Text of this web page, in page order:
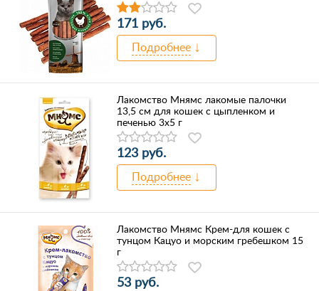
171 руб.
Подробнее
Лакомство Мнямс лакомые палочки
13,5 см для кошек с цыпленком и
печенью 3х5 г
123 руб.
Подробнее
Лакомство Мнямс Крем-для кошек с
тунцом Кацуо и морским гребешком 15
г
53 руб.